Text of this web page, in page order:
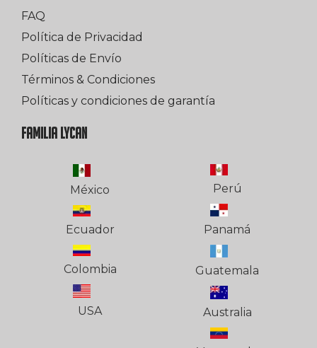
FAQ
Política de Privacidad
Políticas de Envío
Términos & Condiciones
Políticas y condiciones de garantía
FAMILIA LYCAN
México
Ecuador
Colombia
USA
Perú
Panamá
Guatemala
Australia